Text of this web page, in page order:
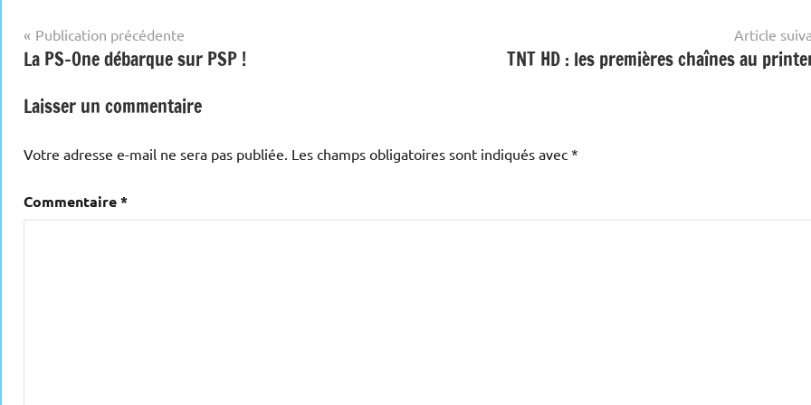
Navigation
de
l’article
Publication précédente
La PS-One débarque sur PSP !
Article
TNT HD : les premières chaînes au
Laisser un commentaire
Votre adresse e-mail ne sera pas publiée. Les champs obligatoires sont indiqués avec *
Commentaire*